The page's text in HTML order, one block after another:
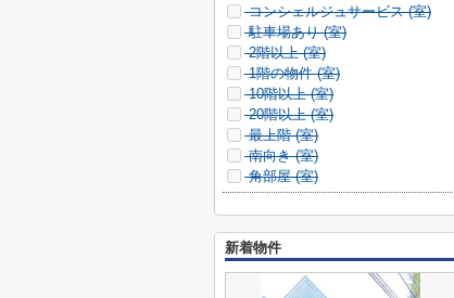
コンシェルジュサービス (室)
駐車場あり (室)
2階以上 (室)
1階の物件 (室)
10階以上 (室)
20階以上 (室)
最上階 (室)
南向き (室)
角部屋 (室)
新着物件